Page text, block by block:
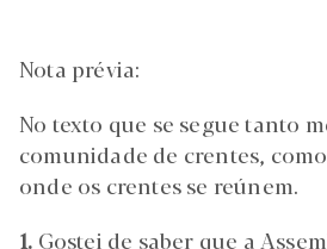
Nota prévia:
No texto que se segue tanto
comunidade de crentes,
onde os crentes se reúnem.
1. Gostei de saber que a